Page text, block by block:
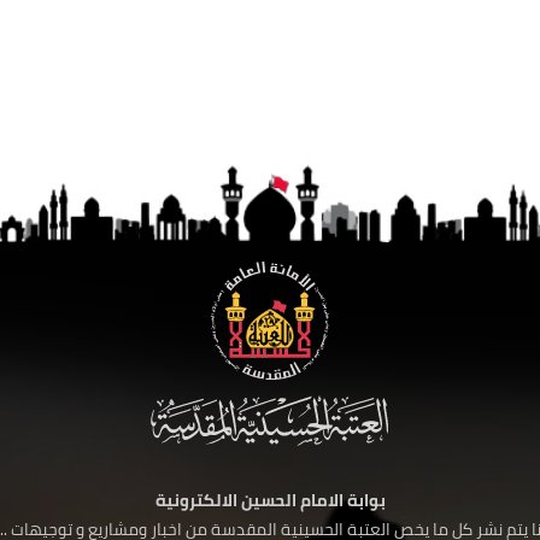
بوابة الامام الحسين الالكترونية
يتم نشر كل ما يخص العتبة الحسينية المقدسة من اخبار ومشاريع و توجيهات